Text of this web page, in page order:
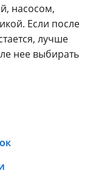
насосом,
Если после
лучше
нее выбирать